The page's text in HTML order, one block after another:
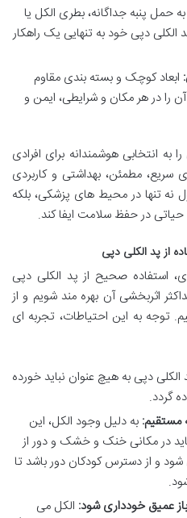
حمل پنبه جداگانه، بطری الکل یا
دپی خود به تنهایی یک راهکار
ابعاد کوچک و بسته بندی مقاوم
را در هر مکان و شرایطی، ایمن و
به انتخابی هوشمندانه برای افرادی
سریع، مطمئن، بهداشتی و کاربردی
تنها در محیط های پزشکی، بلکه
در حفظ سلامت ایفا کند.
از پد الکلی دپی
استفاده صحیح از پد الکلی دپی
اثربخشی آن بهره مند شویم و از
توجه به این احتیاطات، تجربه ای
الکلی دپی به هیچ عنوان نباید خورده
گردد.
مستقیم: به دلیل وجود الکل، این
در مکانی خنک و خشک و دور از
شود و از دسترس کودکان دور باشد تا
عمیق خودداری شود: الکل می